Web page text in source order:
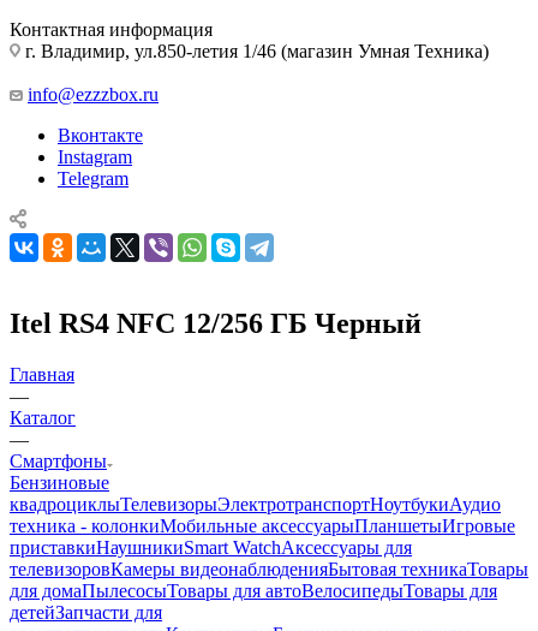
Контактная информация
г. Владимир, ул.850-летия 1/46 (магазин Умная Техника)
info@ezzzbox.ru
Вконтакте
Instagram
Telegram
Itel RS4 NFC 12/256 ГБ Черный
Главная
—
Каталог
—
Смартфоны
Бензиновые
квадроциклыТелевизорыЭлектротранспортНоутбукиАудио
техника - колонкиМобильные аксессуарыПланшетыИгровые
приставкиНаушникиSmart WatchАксессуары для
телевизоровКамеры видеонаблюденияБытовая техникаТовары
для домаПылесосыТовары для автоВелосипедыТовары для
детейЗапчасти для